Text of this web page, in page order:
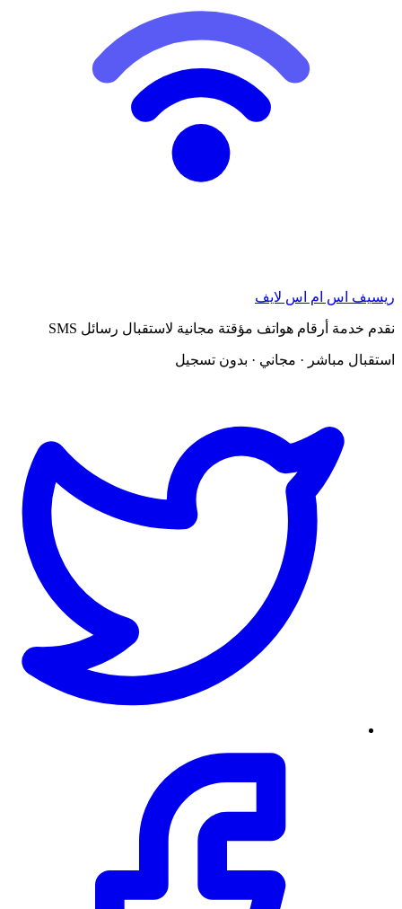
ريسيف اس ام اس لايف
نقدم خدمة أرقام هواتف مؤقتة مجانية لاستقبال رسائل SMS
استقبال مباشر · مجاني · بدون تسجيل